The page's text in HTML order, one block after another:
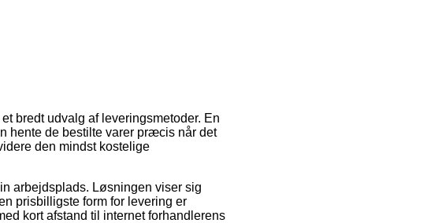
bredt udvalg af leveringsmetoder. En
hente de bestilte varer præcis når det
den mindst kostelige
arbejdsplads. Løsningen viser sig
prisbilligste form for levering er
kort afstand til internet forhandlerens